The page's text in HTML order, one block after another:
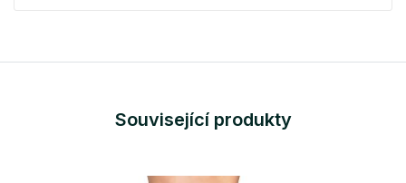
Související produkty